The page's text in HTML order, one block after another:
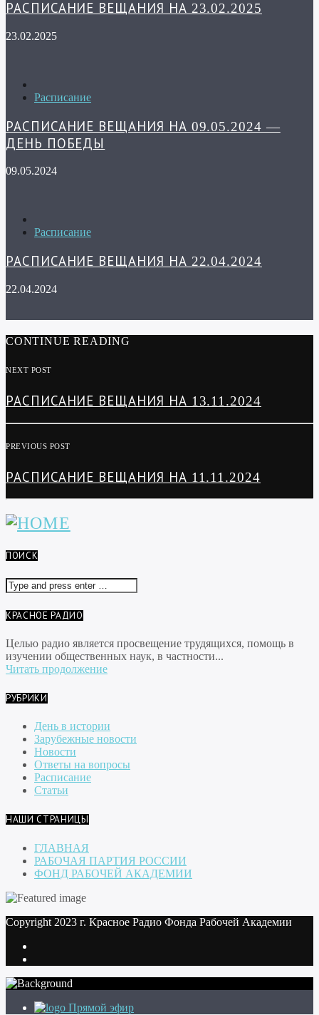
РАСПИСАНИЕ ВЕЩАНИЯ НА 23.02.2025
23.02.2025
Расписание
РАСПИСАНИЕ ВЕЩАНИЯ НА 09.05.2024 —
ДЕНЬ ПОБЕДЫ
09.05.2024
Расписание
РАСПИСАНИЕ ВЕЩАНИЯ НА 22.04.2024
22.04.2024
CONTINUE READING
NEXT POST
РАСПИСАНИЕ ВЕЩАНИЯ НА 13.11.2024
PREVIOUS POST
РАСПИСАНИЕ ВЕЩАНИЯ НА 11.11.2024
ПОИСК
КРАСНОЕ РАДИО
Целью радио является просвещение трудящихся, помощь в
изучении общественных наук, в частности...
Читать продолжение
РУБРИКИ
День в истории
Зарубежные новости
Новости
Ответы на вопросы
Расписание
Статьи
НАШИ СТРАНИЦЫ
ГЛАВНАЯ
РАБОЧАЯ ПАРТИЯ РОССИИ
ФОНД РАБОЧЕЙ АКАДЕМИИ
Copyright 2023 г. Красное Радио Фонда Рабочей Академии
Прямой эфир